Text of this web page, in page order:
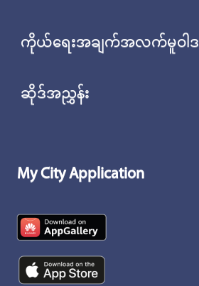
ကိုယ်ရေးအချက်အလက်မူဝါဒ
ဆိုဒ်အညွှန်း
My City Application